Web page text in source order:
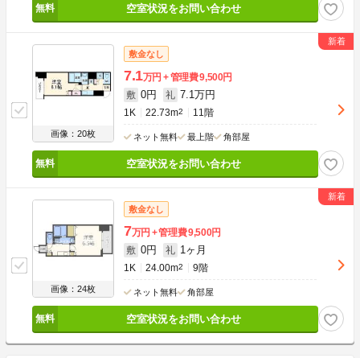
空室状況をお問い合わせ
画像：20枚
敷金なし
7.1万円 管理費9,500円
敷 0円 礼 7.1万円
1K 22.73m2 11階
ネット無料 最上階 角部屋
空室状況をお問い合わせ
画像：24枚
敷金なし
7万円 管理費9,500円
敷 0円 礼 1ヶ月
1K 24.00m2 9階
ネット無料 角部屋
空室状況をお問い合わせ